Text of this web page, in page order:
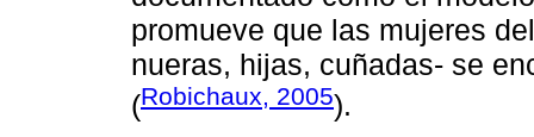
promueve que las mujeres
nueras, hijas, cuñadas- se
(Robichaux, 2005).